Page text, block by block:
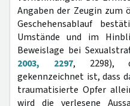
Angaben der Zeugin
Geschehensablauf
Umstände und im
Beweislage bei
2003, 2297, 2298),
gekennzeichnet ist, dass
traumatisierte Opfer
wird die verlesene